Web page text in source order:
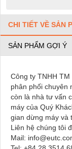
CHI TIẾT VỀ SẢN
SẢN PHẨM GỢI Ý
Công ty TNHH
phân phối chuyên
còn là nhà tư vấn
máy của Quý
gian dừng máy và
Liên hệ chúng tôi
Mail: